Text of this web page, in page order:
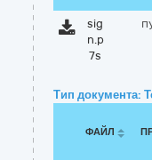
sig
n.p
7s
Тип документа:
ФАЙЛ